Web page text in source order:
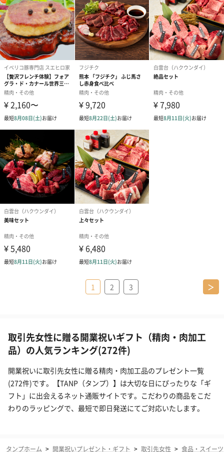
1 2 3 ＞
取引先女性に贈る開業祝いギフト（精肉・肉加工
品）の人気ランキング(272件)
開業祝いに取引先女性に贈る精肉・肉加工品のプレゼント一覧
(272件)です。【TANP（タンプ）】は大切な日にぴったりな「ギ
フト」に出会えるネット通販サイトです。こだわりの商品をこだ
わりのラッピングで、最短で即日発送にてご対応いたします。
タンプホーム > 開業祝いプレゼント・ギフト > 取引先女性 > 食品・スイーツ